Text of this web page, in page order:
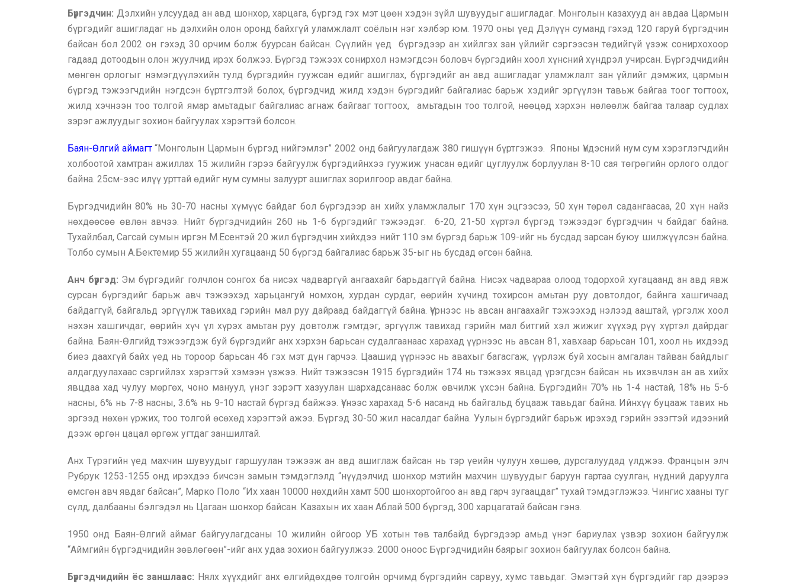
Бүргэдчин: Дэлхийн улсуудад ан авд шонхор, харцага, бүргэд гэх мэт цөөн хэдэн зүйл шувуудыг ашигладаг. Монголын казахууд ан авдаа Цармын
бүргэдийг ашигладаг нь дэлхийн олон оронд байхгүй уламжлалт соёлын нэг хэлбэр юм. 1970 оны үед Дэлүүн суманд гэхэд 120 гаруй бүргэдчин
байсан бол 2002 он гэхэд 30 орчим болж буурсан байсан. Сүүлийн үед бүргэдээр ан хийлгэх зан үйлийг сэргээсэн төдийгүй үзэж сонирхохоор
гадаад дотоодын олон жуулчид ирэх болжээ. Бүргэд тэжээх сонирхол нэмэгдсэн боловч бүргэдийн хоол хүнсний хүндрэл учирсан. Бүргэдчидийн
мөнгөн орлогыг нэмэгдүүлэхийн тулд бүргэдийн гуужсан өдийг ашиглах, бүргэдийг ан авд ашигладаг уламжлалт зан үйлийг дэмжих, цармын
бүргэд тэжээгчдийн нэгдсэн бүртгэлтэй болох, бүргэдчид жилд хэдэн бүргэдийг байгалиас барьж хэдийг эргүүлэн тавьж байгаа тоог тогтоох,
жилд хэчнээн тоо толгой ямар амьтадыг байгалиас агнаж байгааг тогтоох, амьтадын тоо толгой, нөөцөд хэрхэн нөлөөлж байгаа талаар судлах
зэрэг ажлуудыг зохион байгуулах хэрэгтэй болсон.
Баян-Өлгий аймагт“Монголын Цармын бүргэд нийгэмлэг” 2002 онд байгуулагдаж 380 гишүүн бүртгэжээ. Японы Үндэсний нум сум хэрэглэгчдийн
холбоотой хамтран ажиллах 15 жилийн гэрээ байгуулж бүргэдийнхээ гуужиж унасан өдийг цуглуулж борлуулан 8-10 сая төгрөгийн орлого олдог
байна. 25см-ээс илүү урттай өдийг нум сумны залуурт ашиглах зорилгоор авдаг байна.
Бүргэдчидийн 80% нь 30-70 насны хүмүүс байдаг бол бүргэдээр ан хийх уламжлалыг 170 хүн эцгээсээ, 50 хүн төрөл садангаасаа, 20 хүн найз
нөхдөөсөө өвлөн авчээ. Нийт бүргэдчидийн 260 нь 1-6 бүргэдийг тэжээдэг. 6-20, 21-50 хүртэл бүргэд тэжээдэг бүргэдчин ч байдаг байна.
Тухайлбал, Сагсай сумын иргэн М.Есентэй 20 жил бүргэдчин хийхдээ нийт 110 эм бүргэд барьж 109-ийг нь бусдад зарсан буюу шилжүүлсэн байна.
Толбо сумын А.Бектемир 55 жилийн хугацаанд 50 бүргэд байгалиас барьж 35-ыг нь бусдад өгсөн байна.
Анч бүргэд: Эм бүргэдийг голчлон сонгох ба нисэх чадваргүй ангаахайг барьдаггүй байна. Нисэх чадвараа олоод тодорхой хугацаанд ан авд явж
сурсан бүргэдийг барьж авч тэжээхэд харьцангуй номхон, хурдан сурдаг, өөрийн хүчинд тохирсон амьтан руу довтолдог, байнга хашгичаад
байдаггүй, байгальд эргүүлж тавихад гэрийн мал руу дайраад байдаггүй байна. Үүрнээс нь авсан ангаахайг тэжээхэд нэлээд ааштай, үргэлж хоол
нэхэн хашгичдаг, өөрийн хүч үл хүрэх амьтан руу довтолж гэмтдэг, эргүүлж тавихад гэрийн мал битгий хэл жижиг хүүхэд рүү хүртэл дайрдаг
байна. Баян-Өлгийд тэжээгдэж буй бүргэдийг анх хэрхэн барьсан судалгаанаас харахад үүрнээс нь авсан 81, хавхаар барьсан 101, хоол нь ихдээд
биеэ даахгүй байх үед нь тороор барьсан 46 гэх мэт дүн гарчээ. Цаашид үүрнээс нь авахыг багасгаж, үүрлэж буй хосын амгалан тайван байдлыг
алдагдуулахаас сэргийлэх хэрэгтэй хэмээн үзжээ. Нийт тэжээсэн 1915 бүргэдийн 174 нь тэжээх явцад үрэгдсэн байсан нь ихэвчлэн ан ав хийх
явцдаа хад чулуу мөргөх, чоно мануул, үнэг зэрэгт хазуулан шархадсанаас болж өвчилж үхсэн байна. Бүргэдийн 70% нь 1-4 настай, 18% нь 5-6
насны, 6% нь 7-8 насны, 3.6% нь 9-10 настай бүргэд байжээ. Үүнээс харахад 5-6 насанд нь байгальд буцааж тавьдаг байна. Ийнхүү буцааж тавих нь
эргээд нөхөн үржих, тоо толгой өсөхөд хэрэгтэй ажээ. Бүргэд 30-50 жил насалдаг байна. Уулын бүргэдийг барьж ирэхэд гэрийн эзэгтэй идээний
дээж өргөн цацал өргөж угтдаг заншилтай.
Анх Түрэгийн үед махчин шувуудыг гаршуулан тэжээж ан авд ашиглаж байсан нь тэр үеийн чулуун хөшөө, дурсгалуудад үлджээ. Францын элч
Рубрук 1253-1255 онд ирэхдээ бичсэн замын тэмдэглэлд “нүүдэлчид шонхор мэтийн махчин шувуудыг баруун гартаа суулган, нүдний даруулга
өмсгөн авч явдаг байсан”, Марко Поло “Их хаан 10000 нөхдийн хамт 500 шонхортойгоо ан авд гарч зугаацдаг” тухай тэмдэглэжээ. Чингис хааны туг
сүлд, далбааны бэлгэдэл нь Цагаан шонхор байсан. Казахын их хаан Аблай 500 бүргэд, 300 харцагатай байсан гэнэ.
1950 онд Баян-Өлгий аймаг байгуулагдсаны 10 жилийн ойгоор УБ хотын төв талбайд бүргэдээр амьд үнэг бариулах үзвэр зохион байгуулж
“Аймгийн бүргэдчидийн зөвлөгөөн”-ийг анх удаа зохион байгуулжээ. 2000 оноос Бүргэдчидийн баярыг зохион байгуулах болсон байна.
Бүргэдчидийн ёс заншлаас: Нялх хүүхдийг анх өлгийдөхдөө толгойн орчимд бүргэдийн сарвуу, хумс тавьдаг. Эмэгтэй хүн бүргэдийг гар дээрээ